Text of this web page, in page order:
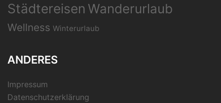
Städtereisen Wanderurlaub
Wellness Winterurlaub
ANDERES
Impressum
Datenschutzerklärung